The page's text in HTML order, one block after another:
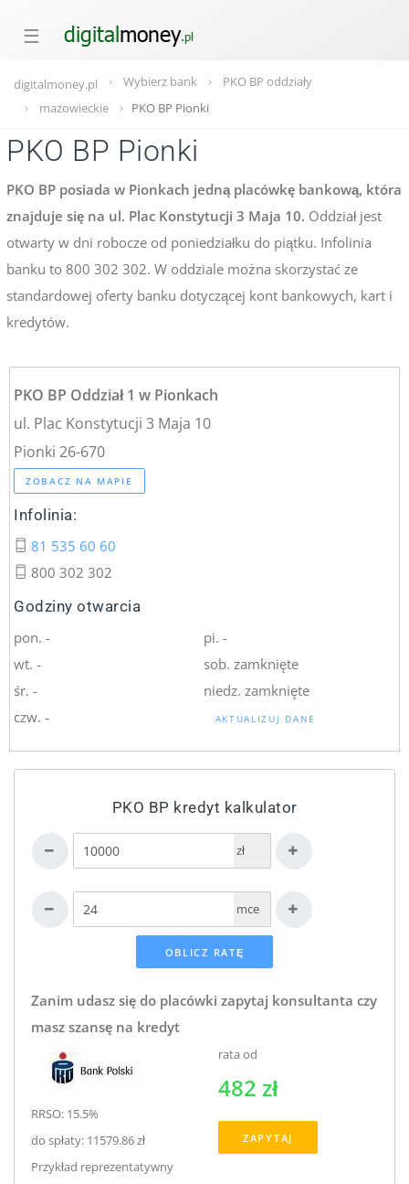
☰
digitalmoney.pl Wybierz bank
PKO BP oddziały
mazowieckie
PKO BP Pionki
PKO BP Pionki
PKO BP posiada w Pionkach jedną placówkę bankową, która
znajduje się na ul. Plac Konstytucji 3 Maja 10. Oddział jest
otwarty w dni robocze od poniedziałku do piątku. Infolinia
banku to 800 302 302. W oddziale można skorzystać ze
standardowej oferty banku dotyczącej kont bankowych, kart i
kredytów.
PKO BP Oddział 1 w Pionkach
ul. Plac Konstytucji 3 Maja 10
Pionki 26-670
ZOBACZ NA MAPIE
Infolinia:
81 535 60 60
800 302 302
Godziny otwarcia
pon. -
wt. -
śr. -
czw. -
pi. -
sob. zamknięte
niedz. zamknięte
AKTUALIZUJ DANE
PKO BP kredyt kalkulator
zł
mce
Zanim udasz się do placówki zapytaj konsultanta czy
masz szansę na kredyt
RRSO: 15.5%
do spłaty: 11579.86 zł
Przykład reprezentatywny
rata od
482 zł
ZAPYTAJ